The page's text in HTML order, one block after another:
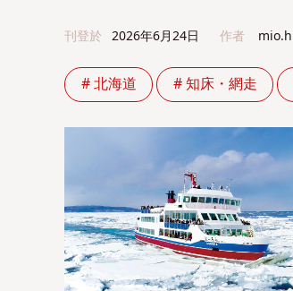
刊登於 2026年6月24日 作者 mio.h
# 北海道 # 知床・網走